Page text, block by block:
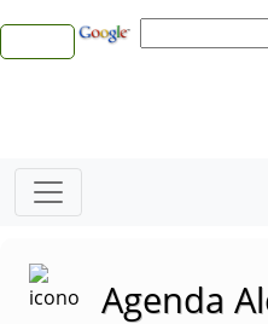
Agenda